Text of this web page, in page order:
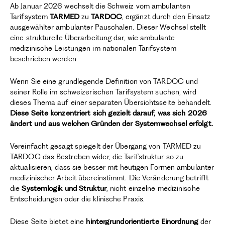
Ab Januar 2026 wechselt die Schweiz vom ambulanten
TarifsystemTARMEDzuTARDOC, ergänzt durch den Einsatz
ausgewählter ambulanter Pauschalen. Dieser Wechsel stellt
eine strukturelle Überarbeitung dar, wie ambulante
medizinische Leistungen im nationalen Tarifsystem
beschrieben werden.
Wenn Sie eine grundlegende Definition von TARDOC und
seiner Rolle im schweizerischen Tarifsystem suchen, wird
dieses Thema auf einer separaten Übersichtsseite behandelt.
Diese Seite konzentriert sich gezielt darauf, was sich 2026
ändert und aus welchen Gründen der Systemwechsel erfolgt.
Vereinfacht gesagt spiegelt der Übergang von TARMED zu
TARDOC das Bestreben wider, die Tarifstruktur so zu
aktualisieren, dass sie besser mit heutigen Formen ambulanter
medizinischer Arbeit übereinstimmt. Die Veränderung betrifft
dieSystemlogik und Struktur, nicht einzelne medizinische
Entscheidungen oder die klinische Praxis.
Diese Seite bietet eine hintergrundorientierte Einordnungder